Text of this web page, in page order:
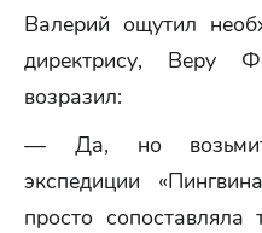
Валерий ощутил
директрису, Веру
возразил:
— Да, но
экспедиции
просто сопоставляла